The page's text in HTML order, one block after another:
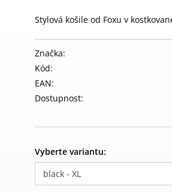
Stylová košile od Foxu v
Značka:
Kód:
EAN:
Dostupnost:
Vyberte variantu:
black - XL